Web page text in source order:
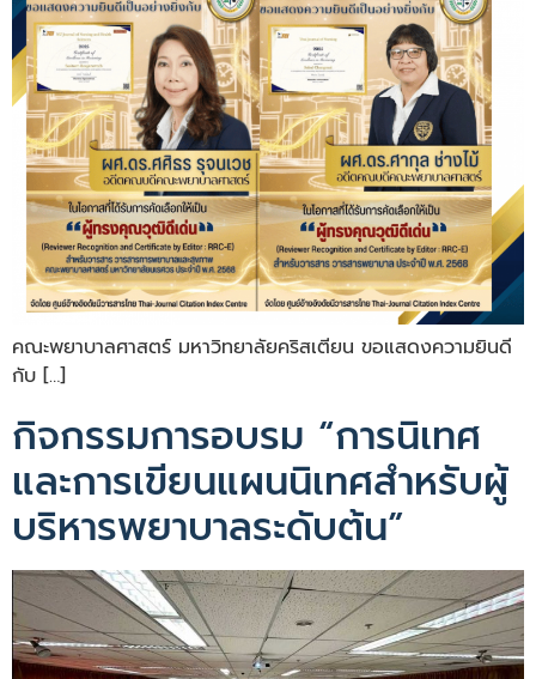
คณะพยาบาลศาสตร์ มหาวิทยาลัยคริสเตียน ขอแสดงความยินดี
กับ […]
กิจกรรมการอบรม “การนิเทศ
และการเขียนแผนนิเทศสำหรับผู้
บริหารพยาบาลระดับต้น”